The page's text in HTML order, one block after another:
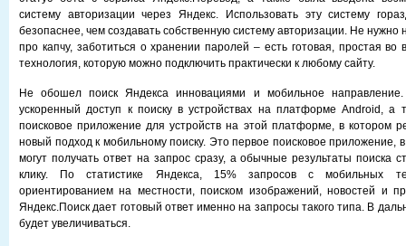
систему авторизации через Яндекс. Использовать эту систему
безопаснее, чем создавать собственную систему авторизации. Не нужно
про капчу, заботиться о хранении паролей – есть готовая, простая во
технология, которую можно подключить практически к любому сайту.
Не обошел поиск Яндекса инновациями и мобильное
ускоренный доступ к поиску в устройствах на платформе Android, а
поисковое приложение для устройств на этой платформе, в котором
новый подход к мобильному поиску. Это первое поисковое приложение,
могут получать ответ на запрос сразу, а обычные результаты поиска
клику. По статистике Яндекса, 15% запросов с мобильных
ориентированием на местности, поиском изображений, новостей и
Яндекс.Поиск дает готовый ответ именно на запросы такого типа. В
будет увеличиваться.